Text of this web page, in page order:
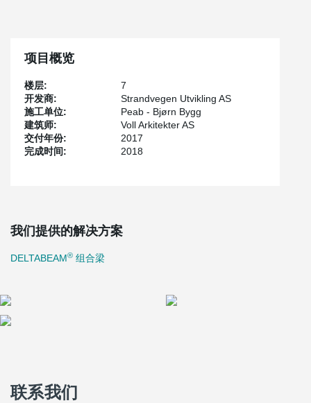
项目概览
楼层:
7
开发商:
Strandvegen Utvikling AS
施工单位:
Peab - Bjørn Bygg
建筑师:
Voll Arkitekter AS
交付年份:
2017
完成时间:
2018
我们提供的解决方案
DELTABEAM® 组合梁
联系我们